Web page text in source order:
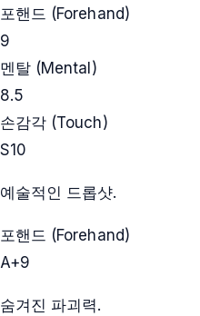
포핸드 (Forehand)
9
멘탈 (Mental)
8.5
손감각 (Touch)
S10
예술적인 드롭샷.
포핸드 (Forehand)
A+9
숨겨진 파괴력.